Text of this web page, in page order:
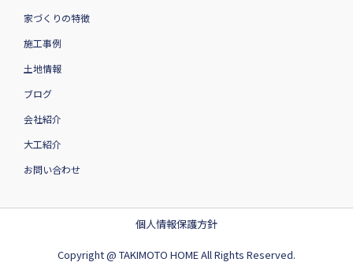
家づくりの特徴
施工事例
土地情報
ブログ
会社紹介
大工紹介
お問い合わせ
個人情報保護方針
Copyright @ TAKIMOTO HOME All Rights Reserved.